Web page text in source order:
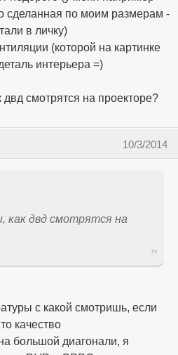
сделанная по моим размерам -
в личку)
(которой на картинке
интерьера =)
двд смотрятся на проекторе?
10/3/2014
как двд смотрятся на
с какой смотришь, если
качество
большой диагонали, я